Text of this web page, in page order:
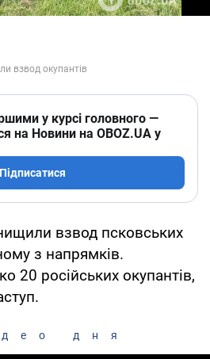
у курсі головного —
на Новини на OBOZ.UA у
Підписатися
взвод псковських
з напрямків.
20 російських окупантів,
дня